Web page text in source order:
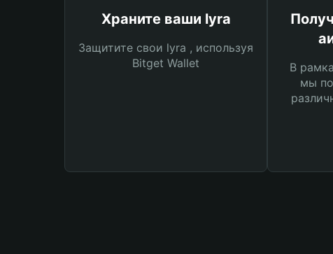
Храните ваши lyra
Защитите свои lyra , используя
Bitget Wallet
В
мы